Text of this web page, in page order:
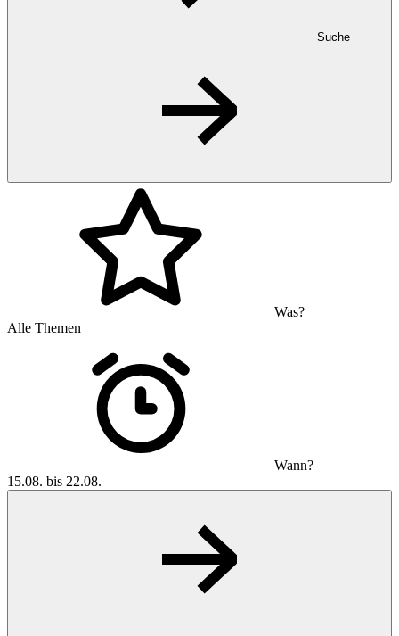
Suche
Was?
Alle Themen
Wann?
15.08. bis 22.08.